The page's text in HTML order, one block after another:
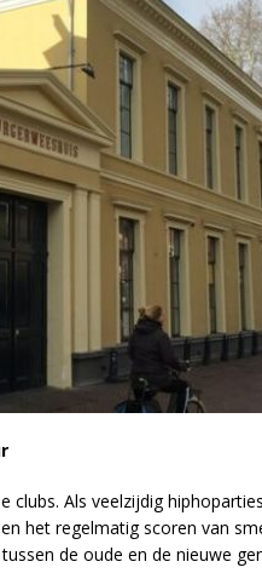
clubs. Als veelzijdig
het regelmatig scoren van
de oude en de nieuwe